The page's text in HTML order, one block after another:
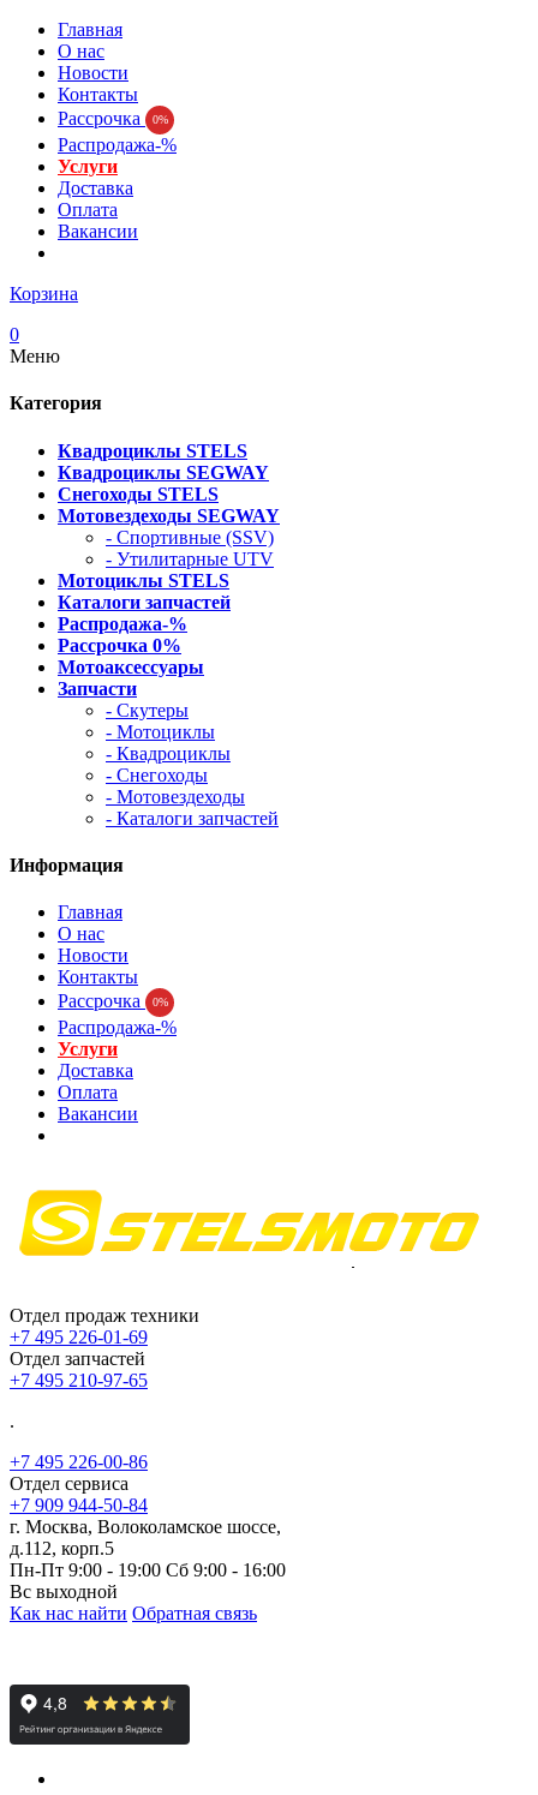
Главная
О нас
Новости
Контакты
Рассрочка
0%
Распродажа-%
Услуги
Доставка
Оплата
Вакансии
Корзина
0
Меню
Категория
Квадроциклы STELS
Квадроциклы SEGWAY
Снегоходы STELS
Мотовездеходы SEGWAY
- Спортивные (SSV)
- Утилитарные UTV
Мотоциклы STELS
Каталоги запчастей
Распродажа-%
Рассрочка 0%
Мотоаксессуары
Запчасти
- Скутеры
- Мотоциклы
- Квадроциклы
- Снегоходы
- Мотовездеходы
- Каталоги запчастей
Информация
Главная
О нас
Новости
Контакты
Рассрочка
0%
Распродажа-%
Услуги
Доставка
Оплата
Вакансии
Отдел продаж техники
+7 495 226-01-69
Отдел запчастей
+7 495 210-97-65
.
+7 495 226-00-86
Отдел сервиса
+7 909 944-50-84
г. Москва, Волоколамское шоссе,
д.112, корп.5
Пн-Пт 9:00 - 19:00 Сб 9:00 - 16:00
Вс выходной
Как нас найти Обратная связь